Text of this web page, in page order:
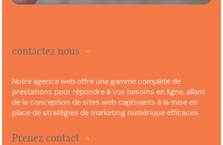
contactez nous
Notre agence web offre une gamme complète de
prestations pour répondre à vos besoins en ligne, allant
de la conception de sites web captivants à la mise en
place de stratégies de marketing numérique efficaces.
Prenez contact